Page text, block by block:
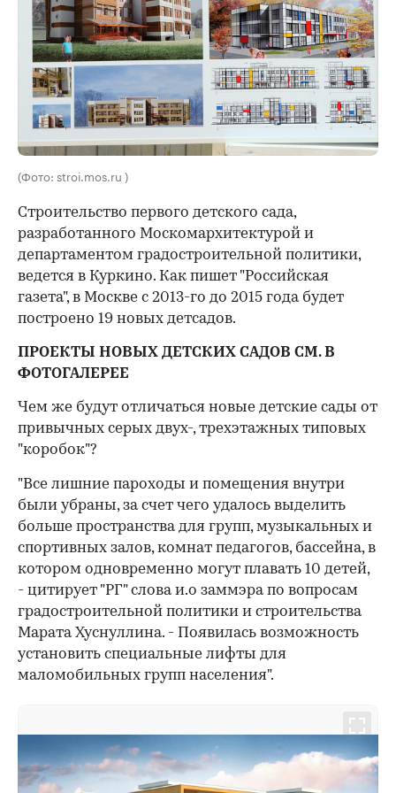
(Фото: stroi.mos.ru )
Строительство первого детского сада,
разработанного Москомархитектурой и
департаментом градостроительной политики,
ведется в Куркино. Как пишет "Российская
газета", в Москве с 2013-го до 2015 года будет
построено 19 новых детсадов.
ПРОЕКТЫ НОВЫХ ДЕТСКИХ САДОВ СМ. В
ФОТОГАЛЕРЕЕ
Чем же будут отличаться новые детские сады от
привычных серых двух-, трехэтажных типовых
"коробок"?
"Все лишние пароходы и помещения внутри
были убраны, за счет чего удалось выделить
больше пространства для групп, музыкальных и
спортивных залов, комнат педагогов, бассейна, в
котором одновременно могут плавать 10 детей,
- цитирует "РГ" слова и.о заммэра по вопросам
градостроительной политики и строительства
Марата Хуснуллина. - Появилась возможность
установить специальные лифты для
маломобильных групп населения".